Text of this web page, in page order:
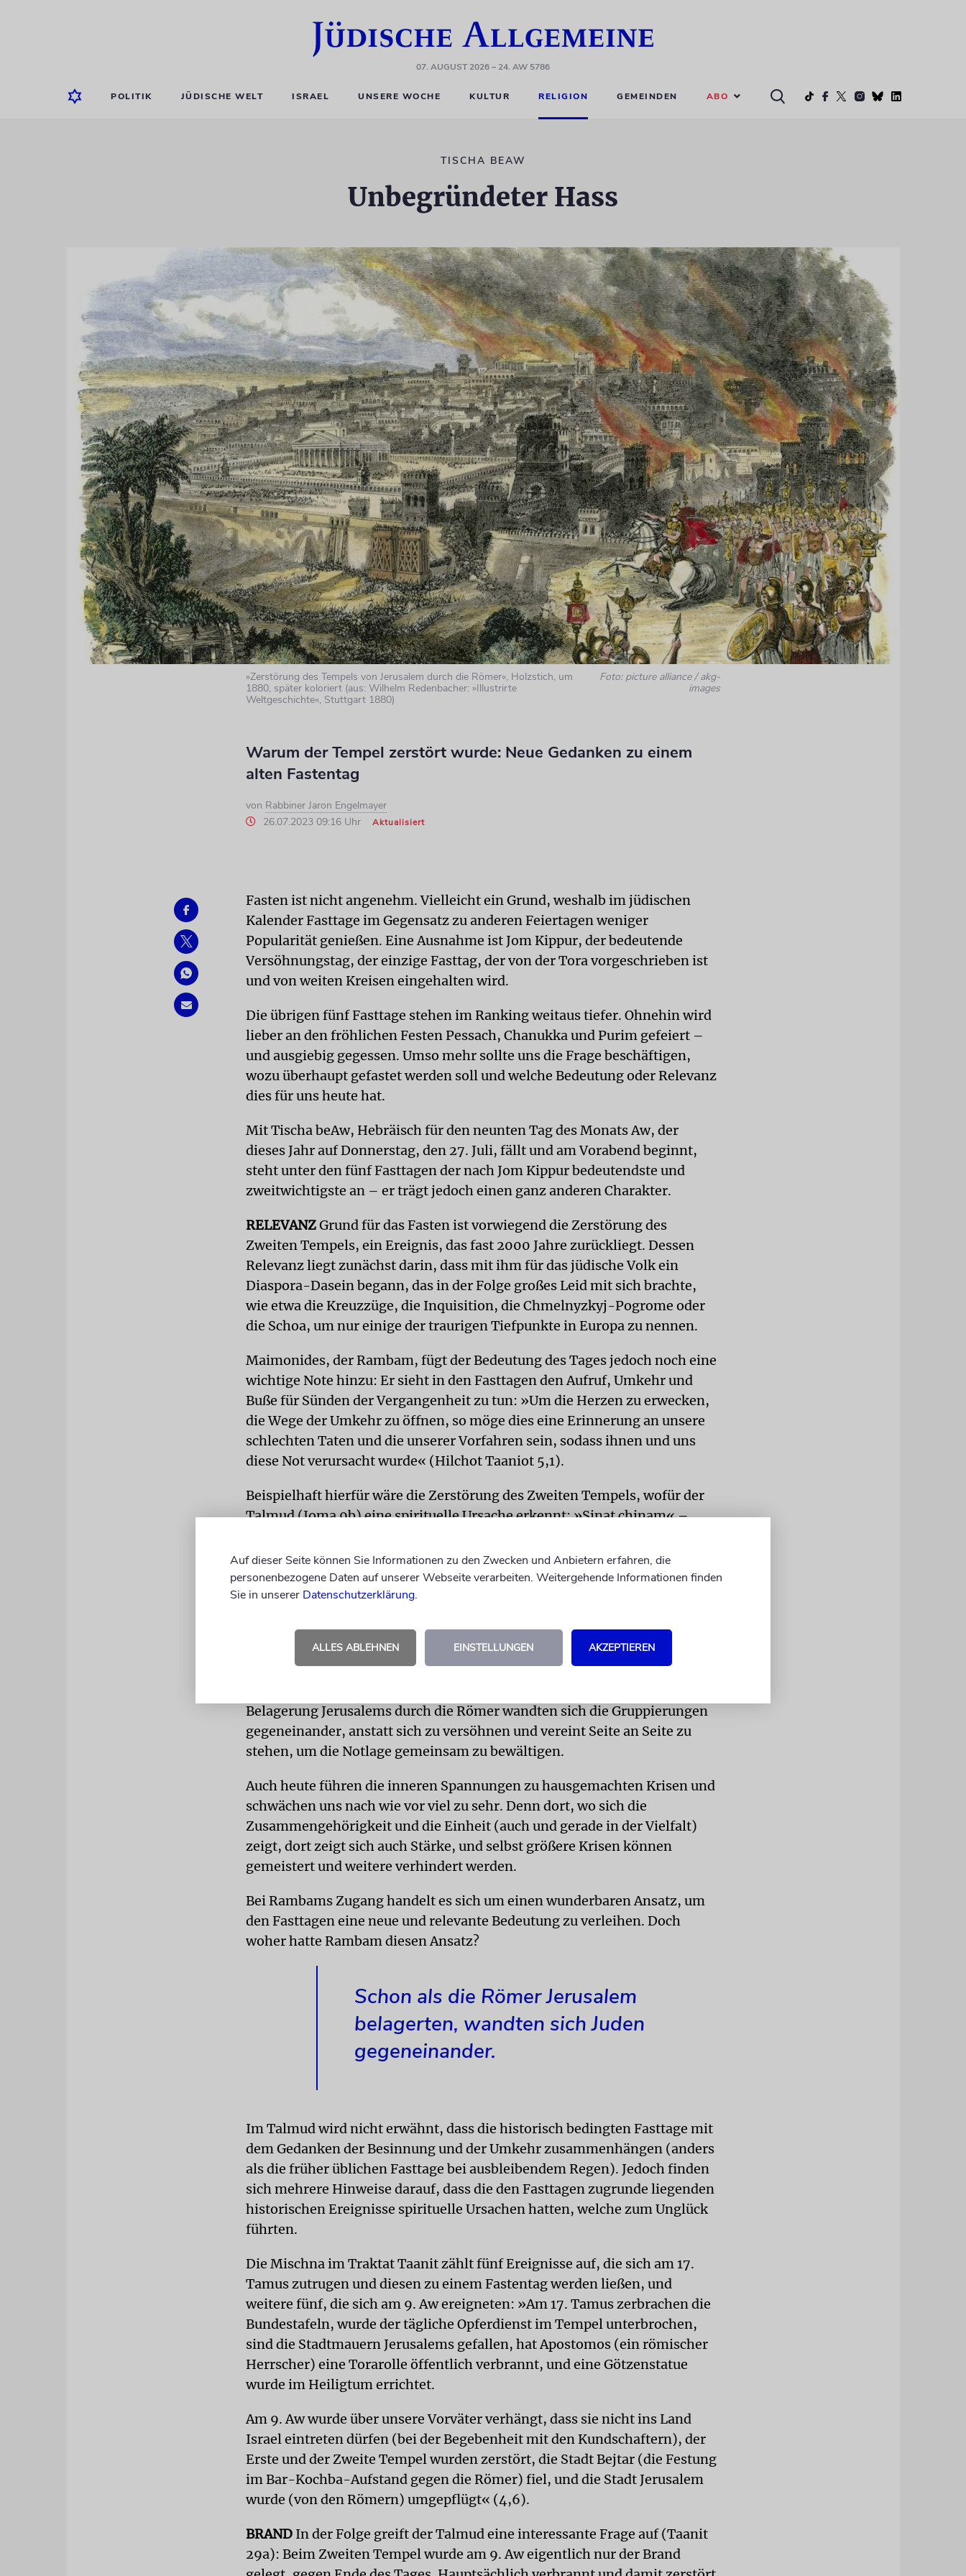
07. AUGUST 2026– 24. AW 5786
POLITIK JÜDISCHE WELT ISRAEL UNSERE WOCHE KULTUR RELIGION GEMEINDEN ABO
TISCHA BEAW
Unbegründeter Hass
»Zerstörung des Tempels von Jerusalem durch die Römer«, Holzstich, um
1880, später koloriert (aus: Wilhelm Redenbacher: »Illustrirte
Weltgeschichte«, Stuttgart 1880)
Foto: picture alliance / akg-
images
Warum der Tempel zerstört wurde: Neue Gedanken zu einem
alten Fastentag
von Rabbiner Jaron Engelmayer
26.07.2023 09:16 Uhr
Aktualisiert
Fasten ist nicht angenehm. Vielleicht ein Grund, weshalb im jüdischen
Kalender Fasttage im Gegensatz zu anderen Feiertagen weniger
Popularität genießen. Eine Ausnahme ist Jom Kippur, der bedeutende
Versöhnungstag, der einzige Fasttag, der von der Tora vorgeschrieben ist
und von weiten Kreisen eingehalten wird.
Die übrigen fünf Fasttage stehen im Ranking weitaus tiefer. Ohnehin wird
lieber an den fröhlichen Festen Pessach, Chanukka und Purim gefeiert –
und ausgiebig gegessen. Umso mehr sollte uns die Frage beschäftigen,
wozu überhaupt gefastet werden soll und welche Bedeutung oder Relevanz
dies für uns heute hat.
Mit Tischa beAw, Hebräisch für den neunten Tag des Monats Aw, der
dieses Jahr auf Donnerstag, den 27. Juli, fällt und am Vorabend beginnt,
steht unter den fünf Fasttagen der nach Jom Kippur bedeutendste und
zweitwichtigste an – er trägt jedoch einen ganz anderen Charakter.
RELEVANZGrund für das Fasten ist vorwiegend die Zerstörung des
Zweiten Tempels, ein Ereignis, das fast 2000 Jahre zurückliegt. Dessen
Relevanz liegt zunächst darin, dass mit ihm für das jüdische Volk ein
Diaspora-Dasein begann, das in der Folge großes Leid mit sich brachte,
wie etwa die Kreuzzüge, die Inquisition, die Chmelnyzkyj-Pogrome oder
die Schoa, um nur einige der traurigen Tiefpunkte in Europa zu nennen.
Maimonides, der Rambam, fügt der Bedeutung des Tages jedoch noch eine
wichtige Note hinzu: Er sieht in den Fasttagen den Aufruf, Umkehr und
Buße für Sünden der Vergangenheit zu tun: »Um die Herzen zu erwecken,
die Wege der Umkehr zu öffnen, so möge dies eine Erinnerung an unsere
schlechten Taten und die unserer Vorfahren sein, sodass ihnen und uns
diese Not verursacht wurde« (Hilchot Taaniot 5,1).
Beispielhaft hierfür wäre die Zerstörung des Zweiten Tempels, wofür der
Talmud (Joma 9b) eine spirituelle Ursache erkennt: »Sinat chinam« –
Kook, für unsere Zeit höchst aktuell und relevant: »Wenn wir und die Welt
mit uns wegen unbegründetem Hass zerstört wurden, dann sollten wir
zurückkehren und uns und die Welt mit uns mit unbegründeter Liebe
Leider konnten wir den unbegründeten Hass, die Klüfte, die
zwischen verschiedenen Gruppierungen im jüdischen Volk auftreten, noch
Belagerung Jerusalems durch die Römer wandten sich die Gruppierungen
gegeneinander, anstatt sich zu versöhnen und vereint Seite an Seite zu
stehen, um die Notlage gemeinsam zu bewältigen.
Auch heute führen die inneren Spannungen zu hausgemachten Krisen und
schwächen uns nach wie vor viel zu sehr. Denn dort, wo sich die
Zusammengehörigkeit und die Einheit (auch und gerade in der Vielfalt)
zeigt, dort zeigt sich auch Stärke, und selbst größere Krisen können
gemeistert und weitere verhindert werden.
Bei Rambams Zugang handelt es sich um einen wunderbaren Ansatz, um
den Fasttagen eine neue und relevante Bedeutung zu verleihen. Doch
woher hatte Rambam diesen Ansatz?
Schon als die Römer Jerusalem
belagerten, wandten sich Juden
gegeneinander.
Im Talmud wird nicht erwähnt, dass die historisch bedingten Fasttage mit
dem Gedanken der Besinnung und der Umkehr zusammenhängen (anders
als die früher üblichen Fasttage bei ausbleibendem Regen). Jedoch finden
sich mehrere Hinweise darauf, dass die den Fasttagen zugrunde liegenden
historischen Ereignisse spirituelle Ursachen hatten, welche zum Unglück
führten.
Die Mischna im Traktat Taanit zählt fünf Ereignisse auf, die sich am 17.
Tamus zutrugen und diesen zu einem Fastentag werden ließen, und
weitere fünf, die sich am 9. Aw ereigneten: »Am 17. Tamus zerbrachen die
Bundestafeln, wurde der tägliche Opferdienst im Tempel unterbrochen,
sind die Stadtmauern Jerusalems gefallen, hat Apostomos (ein römischer
Herrscher) eine Torarolle öffentlich verbrannt, und eine Götzenstatue
wurde im Heiligtum errichtet.
Am 9. Aw wurde über unsere Vorväter verhängt, dass sie nicht ins Land
Israel eintreten dürfen (bei der Begebenheit mit den Kundschaftern), der
Erste und der Zweite Tempel wurden zerstört, die Stadt Bejtar (die Festung
im Bar-Kochba-Aufstand gegen die Römer) fiel, und die Stadt Jerusalem
wurde (von den Römern) umgepflügt« (4,6).
BRAND In der Folge greift der Talmud eine interessante Frage auf (Taanit
29a): Beim Zweiten Tempel wurde am 9. Aw eigentlich nur der Brand
Auf dieser Seite können Sie Informationen zu den Zwecken und Anbietern erfahren, die
personenbezogene Daten auf unserer Webseite verarbeiten. Weitergehende Informationen finden
Sie in unserer Datenschutzerklärung.
ALLES ABLEHNEN EINSTELLUNGEN AKZEPTIEREN